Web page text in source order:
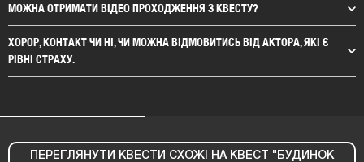
МОЖНА ОТРИМАТИ ВІДЕО ПРОХОДЖЕННЯ З КВЕСТУ?
ХОРОР, КОНТАКТ ЧИ НІ, ЧИ МОЖНА ВІДМОВИТИСЬ ВІД АКТОРА, ЯКІ Є
РІВНІ СТРАХУ.
ПЕРЕГЛЯНУТИ КВЕСТИ СХОЖІ НА КВЕСТ "БУДИНОК